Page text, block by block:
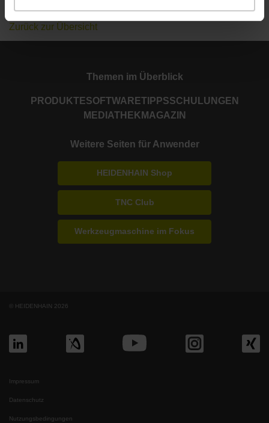
Zurück zur Übersicht
Themen im Überblick
PRODUKTESOFTWARETIPPSSCHULUNGEN
MEDIATHEK MAGAZIN
Weitere Seiten für Anwender
HEIDENHAIN Shop
TNC Club
Werkzeugmaschine im Fokus
© HEIDENHAIN 2026
Impressum
Datenschutz
Nutzungsbedingungen